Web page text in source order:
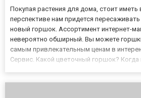
Покупая растения для дома, стоит иметь
перспективе нам придется
новый горшок. Ассортимент интернет-
невероятно обширный. Вы можете
самым привлекательным ценам в
Сервис. Какой цветочный горшок?